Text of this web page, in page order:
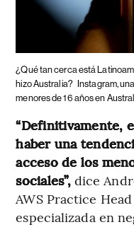
¿Qué tan cerca está
hizo Australia? Instagram,
menores de 16 años en
“Definitivamente,
haber una
acceso de los
sociales”,dice
AWS Practice
especializada en